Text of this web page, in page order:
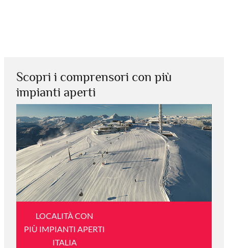
Scopri i comprensori con più
impianti aperti
LOCALITÀ CON
PIÙ IMPIANTI APERTI
ITALIA